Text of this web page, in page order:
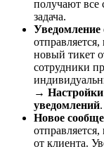
получают все
задача.
Уведомление
новый тикет
сотрудники
→
уведомлений.
Новое
от клиента.